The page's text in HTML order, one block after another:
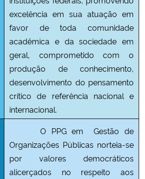
excelência em sua atuação em
favor de toda comunidade
acadêmica e da sociedade em
geral, comprometido com o
produção de conhecimento,
desenvolvimento do pensamento
crítico de referência nacional e
internacional.
O PPG em Gestão de
Organizações Públicas norteia-se
por valores democráticos
alicerçados no respeito aos